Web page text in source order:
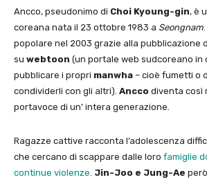
Ancco, pseudonimo di Choi Kyoung-gin, è
coreana nata il 23 ottobre 1983 a Seongnam
popolare nel 2003 grazie alla pubblicazione
su webtoon (un portale web sudcoreano in
pubblicare i propri manwha – cioè fumetti o
condividerli con gli altri). Ancco diventa così
portavoce di un’ intera generazione.
Ragazze cattive racconta l’adolescenza
che cercano di scappare dalle loro famiglie
continue violenze Jin-Joo e Jung-Ae